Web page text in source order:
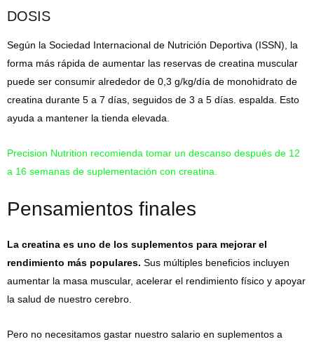
DOSIS
Según la Sociedad Internacional de Nutrición Deportiva (ISSN), la
forma más rápida de aumentar las reservas de creatina muscular
puede ser consumir alrededor de 0,3 g/kg/día de monohidrato de
creatina durante 5 a 7 días, seguidos de 3 a 5 días. espalda. Esto
ayuda a mantener la tienda elevada.
Precision Nutrition recomienda tomar un descanso después de 12
a 16 semanas de suplementación con creatina.
Pensamientos finales
La creatina es uno de los suplementos para mejorar el
rendimiento más populares. Sus múltiples beneficios incluyen
aumentar la masa muscular, acelerar el rendimiento físico y apoyar
la salud de nuestro cerebro.
Pero no necesitamos gastar nuestro salario en suplementos a